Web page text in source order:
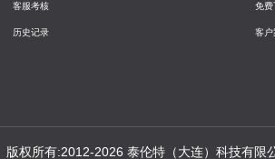
客服考核
历史记录
免费
客户
版权所有:2012-2026 泰伦特（大连）科技有限